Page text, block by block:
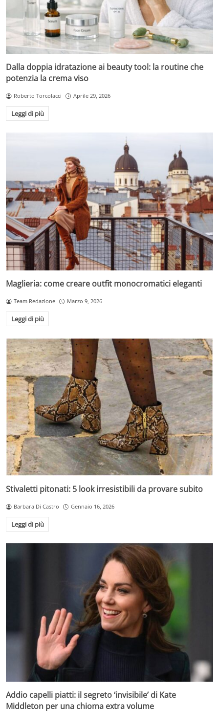
Dalla doppia idratazione ai beauty tool: la routine che
potenzia la crema viso
Roberto Torcolacci Aprile 29, 2026
Leggi di più
Maglieria: come creare outfit monocromatici eleganti
Team Redazione Marzo 9, 2026
Leggi di più
Stivaletti pitonati: 5 look irresistibili da provare subito
Barbara Di Castro Gennaio 16, 2026
Leggi di più
Addio capelli piatti: il segreto ‘invisibile’ di Kate
Middleton per una chioma extra volume